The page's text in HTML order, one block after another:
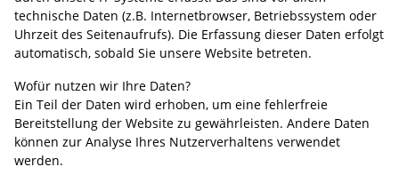
technische Daten (z.B. Internetbrowser, Betriebssystem oder
Uhrzeit des Seitenaufrufs). Die Erfassung dieser Daten erfolgt
automatisch, sobald Sie unsere Website betreten.
Wofür nutzen wir Ihre Daten?
Ein Teil der Daten wird erhoben, um eine fehlerfreie
Bereitstellung der Website zu gewährleisten. Andere Daten
können zur Analyse Ihres Nutzerverhaltens verwendet
werden.